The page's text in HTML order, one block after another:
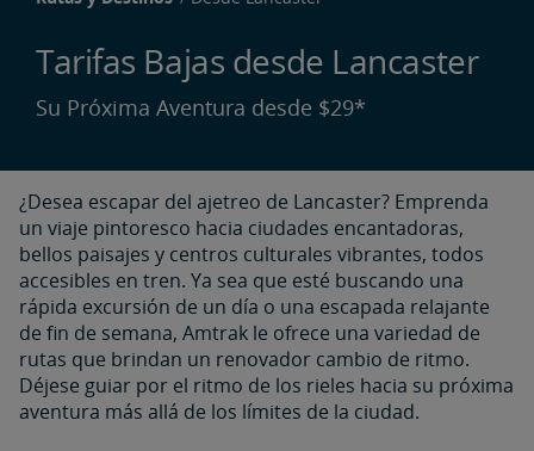
Tarifas Bajas desde Lancaster​​​​​​​
Su Próxima Aventura desde $29*
¿Desea escapar del ajetreo de Lancaster? Emprenda
un viaje pintoresco hacia ciudades encantadoras,
bellos paisajes y centros culturales vibrantes, todos
accesibles en tren. Ya sea que esté buscando una
rápida excursión de un día o una escapada relajante
de fin de semana, Amtrak le ofrece una variedad de
rutas que brindan un renovador cambio de ritmo.
Déjese guiar por el ritmo de los rieles hacia su próxima
aventura más allá de los límites de la ciudad.